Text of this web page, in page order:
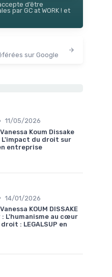
d’être
par GC at WORK ! et
sur Google
11/05/2026
Koum Dissake
L'impact du droit sur
entreprise
14/01/2026
KOUM DISSAKE
: L'humanisme au cœur
: LEGALSUP en